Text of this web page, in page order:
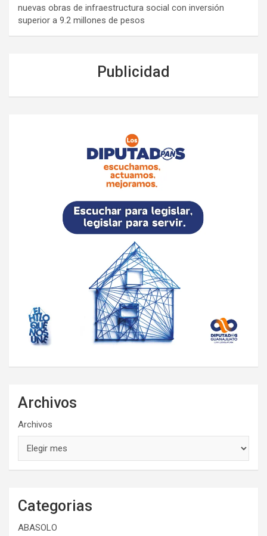
nuevas obras de infraestructura social con inversión
superior a 9.2 millones de pesos
Publicidad
Archivos
Archivos
Categorias
ABASOLO